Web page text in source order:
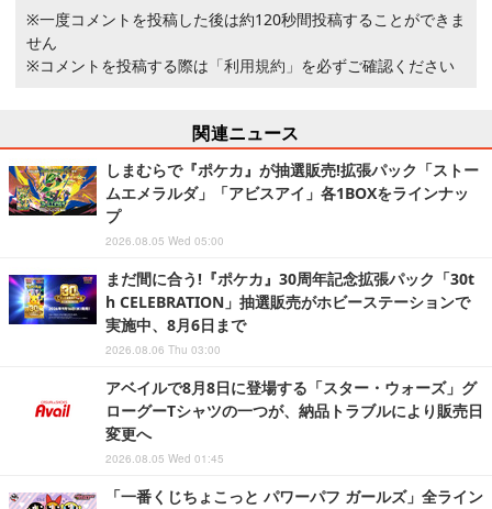
※一度コメントを投稿した後は約120秒間投稿することができま
せん
※コメントを投稿する際は 「利用規約」 を必ずご確認ください
関連ニュース
しまむらで『ポケカ』が抽選販売!拡張パック「ストー
ムエメラルダ」「アビスアイ」各1BOXをラインナッ
プ
2026.08.05 Wed 05:00
まだ間に合う!『ポケカ』30周年記念拡張パック「30t
h CELEBRATION」抽選販売がホビーステーションで
実施中、8月6日まで
2026.08.06 Thu 03:00
アベイルで8月8日に登場する「スター・ウォーズ」グ
ローグーTシャツの一つが、納品トラブルにより販売日
変更へ
2026.08.05 Wed 01:45
「一番くじちょこっと パワーパフ ガールズ」全ライン